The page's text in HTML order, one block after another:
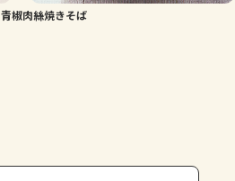
青椒肉絲焼きそば